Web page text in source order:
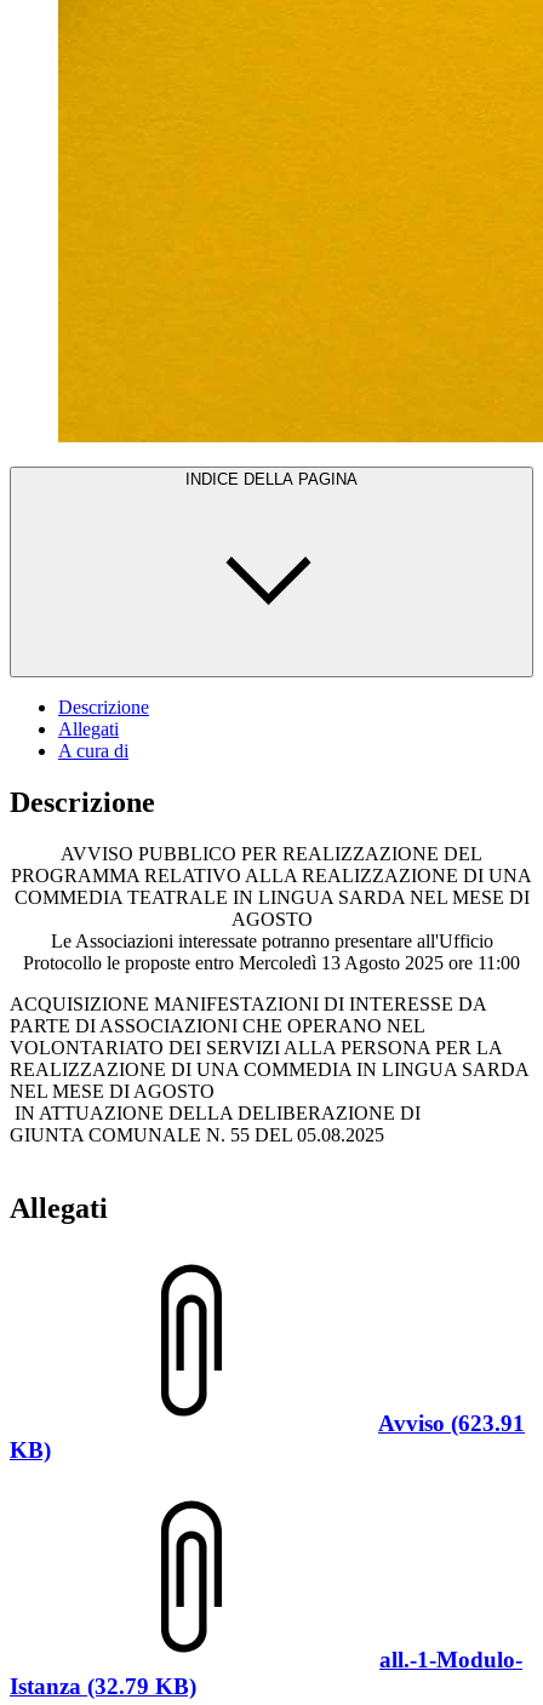
INDICE DELLA PAGINA
Descrizione
Allegati
A cura di
Descrizione
AVVISO PUBBLICO PER REALIZZAZIONE DEL
PROGRAMMA RELATIVO ALLA REALIZZAZIONE DI UNA
COMMEDIA TEATRALE IN LINGUA SARDA NEL MESE DI
AGOSTO
Le Associazioni interessate potranno presentare all'Ufficio
Protocollo le proposte entro Mercoledì 13 Agosto 2025 ore 11:00
ACQUISIZIONE MANIFESTAZIONI DI INTERESSE DA
PARTE DI ASSOCIAZIONI CHE OPERANO NEL
VOLONTARIATO DEI SERVIZI ALLA PERSONA PER LA
REALIZZAZIONE DI UNA COMMEDIA IN LINGUA SARDA
NEL MESE DI AGOSTO
IN ATTUAZIONE DELLA DELIBERAZIONE DI
GIUNTA COMUNALE N. 55 DEL 05.08.2025
Allegati
Avviso (623.91
KB)
all.-1-Modulo-
Istanza (32.79 KB)